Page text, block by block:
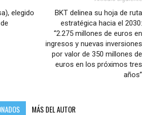
elegido
BKT delinea su hoja de ruta
estratégica hacia el 2030:
“2.275 millones de euros en
ingresos y nuevas inversiones
por valor de 350 millones de
euros en los próximos tres
años”
MÁS DEL AUTOR